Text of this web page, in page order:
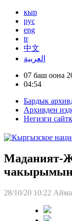
кыр
рус
eng
tr
中文
العربية
07 баш оона
04:54
Бардык
Архивден
Негизги
Маданият-
28/10/20 10:22